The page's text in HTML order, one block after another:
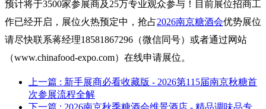
预计将于3500家参展商及25万专业观众参与！目前展位招商工
作已经开启，展位火热预定中，抢占2026南京糖酒会优势展位
请尽快联系蒋经理18581867296（微信同号）或者通过网站
（www.chinafood-expo.com）在线申请展位。
上一篇 : 新手展商必看收藏版 - 2026第115届南京秋糖首
次参展流程全解
下一篇 : 2026南京秋季糖酒会维景酒店 - 精品调味品专